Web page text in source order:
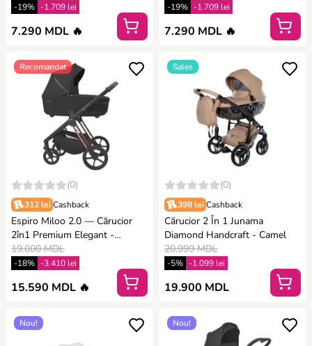
-19% -1.709 lei
7.290 MDL 🔥
-19% -1.709 lei
7.290 MDL 🔥
Recomandat
(0)
312 lei Cashback
Espiro Miloo 2.0 — Cărucior
2în1 Premium Elegant -
Diamond black
19.000 MDL
-18% -3.410 lei
15.590 MDL 🔥
Sales
(0)
398 lei Cashback
Cărucior 2 În 1 Junama
Diamond Handcraft - Camel
20.999 MDL
-5% -1.099 lei
19.900 MDL
Nou! Nou!